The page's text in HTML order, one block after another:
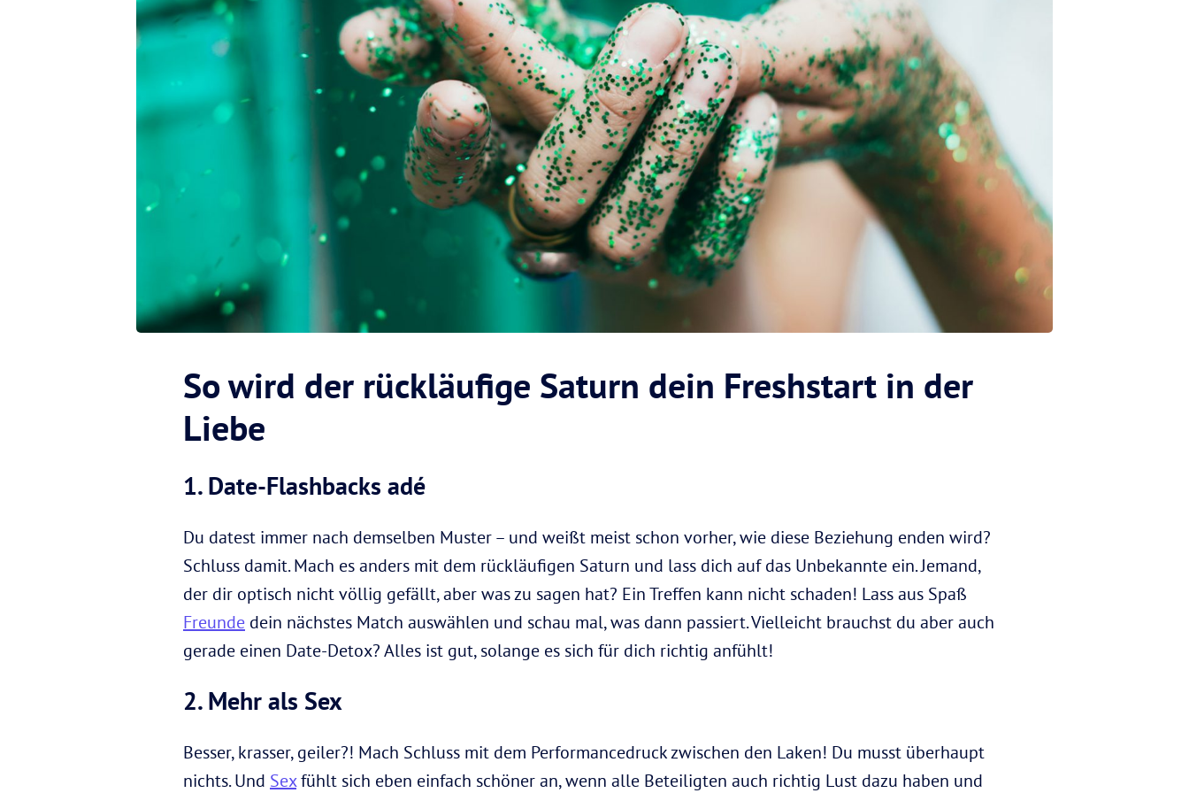
So wird der rückläufige Saturn dein Freshstart in der
Liebe
1. Date-Flashbacks adé
Du datest immer nach demselben Muster – und weißt meist schon vorher, wie diese Beziehung enden wird?
Schluss damit. Mach es anders mit dem rückläufigen Saturn und lass dich auf das Unbekannte ein. Jemand,
der dir optisch nicht völlig gefällt, aber was zu sagen hat? Ein Treffen kann nicht schaden! Lass aus Spaß
Freunde dein nächstes Match auswählen und schau mal, was dann passiert. Vielleicht brauchst du aber auch
gerade einen Date-Detox? Alles ist gut, solange es sich für dich richtig anfühlt!
2. Mehr als Sex
Besser, krasser, geiler?! Mach Schluss mit dem Performancedruck zwischen den Laken! Du musst überhaupt
nichts. Und Sexfühlt sich eben einfach schöner an, wenn alle Beteiligten auch richtig Lust dazu haben und